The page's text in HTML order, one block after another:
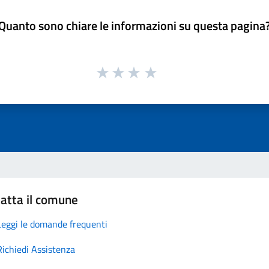
sono chiare le informazioni su questa
il comune
le domande frequenti
Assistenza